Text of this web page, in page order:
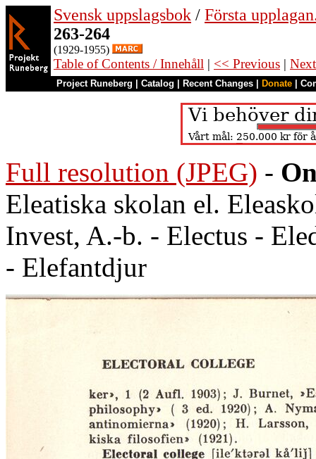
Svensk uppslagsbok / Första
263-264
(1929-1955)
Table of Contents / Innehåll | << Previous |
Project Runeberg Catalog Recent Changes Donate
Full resolution (JPEG) -
Eleatiska skolan el.
Invest, A.-b. - Electus -
- Elefantdjur